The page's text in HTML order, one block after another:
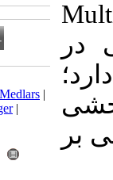
Download citation:
BibTeX
|
ProCite
Reference
Send citation to:
Mendeley